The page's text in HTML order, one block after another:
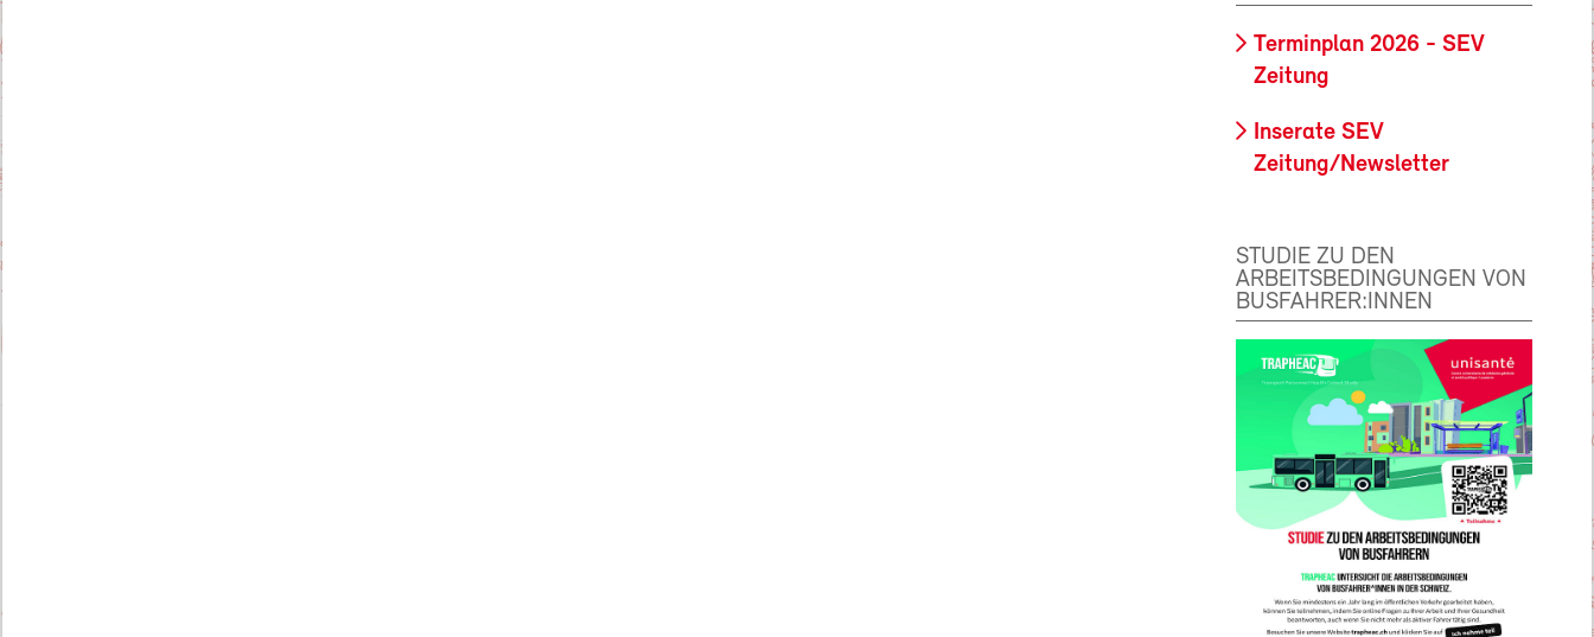
Terminplan 2026 - SEV
Zeitung
Inserate SEV
Zeitung/Newsletter
STUDIE ZU DEN
ARBEITSBEDINGUNGEN VON
BUSFAHRER:INNEN